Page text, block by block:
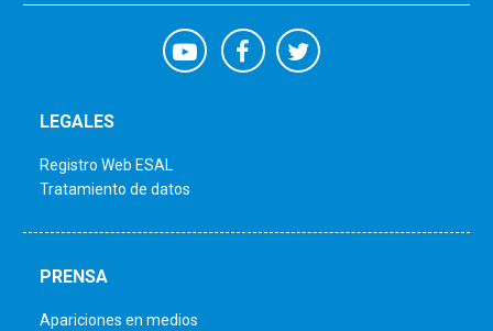
LEGALES
Registro Web ESAL
Tratamiento de datos
PRENSA
Apariciones en medios